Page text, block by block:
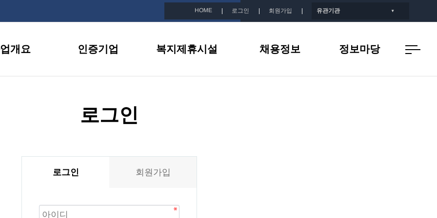
유관기관 ▼
회원가입
로그인
HOME
개요
기업이란
인증기업
인증기업 목록
인증기업 소식지
복지제휴시설
복지제휴시설 소개
채용정보
인증기업 채용정보
정보마당
공지사항
로그인
로그인 회원가입